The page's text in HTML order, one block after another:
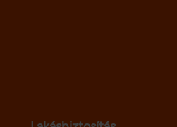
meg számukra vagy az